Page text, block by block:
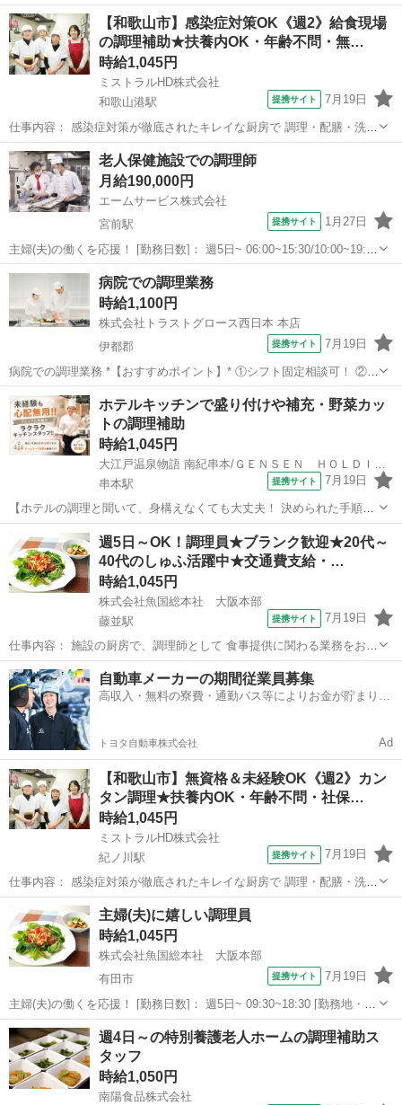
沿って進める、覚えやすいキッチンのお仕事です】 ホテルのキッチン
と聞くと、「料理の経験が必要そう」「専門的で難しそう」と思われ
るかもしれません。 しかし、当...
和歌山 西牟婁郡 白浜駅 キッチン
【和歌山市】感染症対策OK《週2》給食現場
の調理補助★扶養内OK・年齢不問・無…
時給1,045円
ミストラルHD株式会社
和歌山港駅
提携サイト 7月19日
仕事内容： 感染症対策が徹底されたキレイな厨房で 調理・配膳・洗浄
業務をお願いします。 ご家庭で料理の経験があれば、未経験OKで
す！ 【仕事詳細】 ◆簡単な調理・調理補助 ◆盛り付け ◆食器や器具
の洗浄 ◆キッチンの清掃 ...
和歌山 和歌山市 和歌山港駅 キッチン
老人保健施設での調理師
月給190,000円
エームサービス株式会社
宮前駅
提携サイト 1月27日
主婦(夫)の働くを応援！ [勤務日数]： 週5日~ 06:00~15:30/10:00~19:30
[勤務地・最寄駅]： 和歌山県和歌山市中島200-3 老人保健施設 ラ・エ
スペランサ-3341 ＜エームサービス株式会...
和歌山 和歌山市 宮前駅 キッチン
病院での調理業務
時給1,100円
株式会社トラストグロース西日本 本店
伊都郡
提携サイト 7月19日
病院での調理業務 *【おすすめポイント】* ①シフト固定相談可！ ②未
経験の方活躍中♪ ③高収入！ぜひお問い合わせください♪ 【業務内容】
通勤：車、バイク、自転車可 制服：制服貸与有 食数：約100～150食
体制：3...
和歌山 伊都郡 キッチン
ホテルキッチンで盛り付けや補充・野菜カッ
トの調理補助
時給1,045円
串本駅
提携サイト 7月19日
【ホテルの調理と聞いて、身構えなくても大丈夫！ 決められた手順に
沿って進める、覚えやすいキッチンのお仕事です】 ホテルのキッチン
と聞くと、「料理の経験が必要そう」「専門的で難しそう」と思われ
るかもしれません。 しかし、当...
東牟婁郡 串本駅 キッチン
週5日～OK！調理員★ブランク歓迎★20代～
40代のしゅふ活躍中★交通費支給・…
時給1,045円
株式会社魚国総本社 大阪本部
藤並駅
提携サイト 7月19日
仕事内容： 施設の厨房で、調理師として 食事提供に関わる業務をお任
せします。 勤務する施設（学校・保育園・福祉施設・社員食堂・寮な
ど）により 業務内容は異なりますが、調理業務を中心に チームで食事
提供を行います。 主なお...
和歌山 藤並駅 キッチン
自動車メーカーの期間従業員募集
高収入・無料の寮費・通勤バス等によりお金が貯まりや
トヨタ自動車株式会社 Ad
【和歌山市】無資格＆未経験OK《週2》カン
タン調理★扶養内OK・年齢不問・社保…
時給1,045円
ミストラルHD株式会社
紀ノ川駅
提携サイト 7月19日
仕事内容： 感染症対策が徹底されたキレイな厨房で 調理・配膳・洗浄
業務をお願いします。 ご家庭で料理の経験があれば、未経験OKで
す！ 【仕事詳細】 ◆簡単な調理・調理補助 ◆盛り付け ◆食器や器具
の洗浄 ◆キッチンの清掃 ...
和歌山市 紀ノ川駅 キッチン
主婦(夫)に嬉しい調理員
時給1,045円
株式会社魚国総本社 大阪本部
有田市
提携サイト 7月19日
主婦(夫)の働くを応援！ [勤務日数]： 週5日~ 09:30~18:30 [勤務地・最
寄駅]： 和歌山県有田郡有田川町吉原９０８ 株式会社魚国総本社 大
阪本部 藤並駅自動車15分 [職種名]：調理員 [求人概要]...
和歌山 有田市 キッチン
週4日～の特別養護老人ホームの調理補助ス
タッフ
時給1,050円
南陽食品株式会社